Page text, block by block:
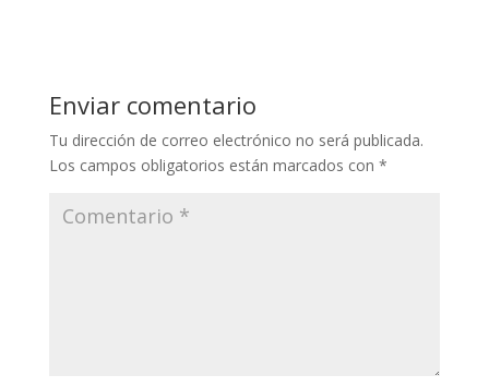
Enviar comentario
Tu dirección de correo electrónico no será publicada.
Los campos obligatorios están marcados con *